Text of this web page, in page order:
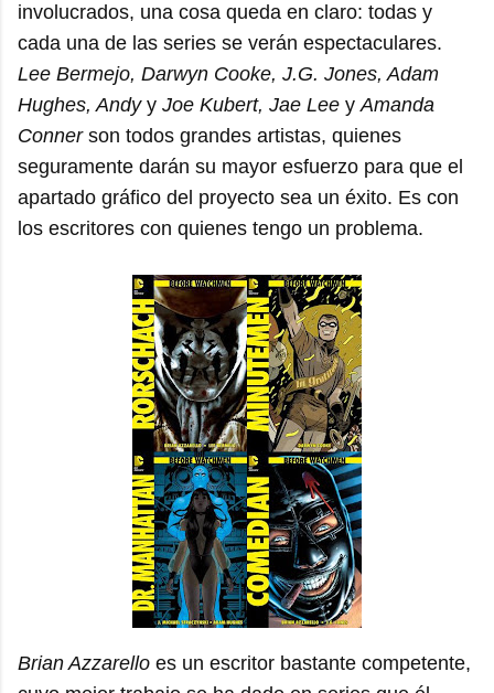
involucrados, una cosa queda en claro: todas y
cada una de las series se verán espectaculares.
Lee Bermejo, Darwyn Cooke, J.G. Jones, Adam
Hughes, Andyy Joe Kubert, Jae Lee yAmanda
Connerson todos grandes artistas, quienes
seguramente darán su mayor esfuerzo para que el
apartado gráfico del proyecto sea un éxito. Es con
los escritores con quienes tengo un problema.
Brian Azzarello es un escritor bastante competente,